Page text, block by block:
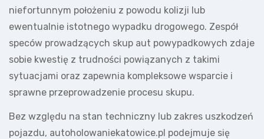
niefortunnym położeniu z powodu kolizji lub
ewentualnie istotnego wypadku drogowego. Zespół
speców prowadzących skup aut powypadkowych zdaje
sobie kwestię z trudności powiązanych z takimi
sytuacjami oraz zapewnia kompleksowe wsparcie i
sprawne przeprowadzenie procesu skupu.
Bez względu na stan techniczny lub zakres uszkodzeń
pojazdu, autoholowaniekatowice.pl podejmuje się